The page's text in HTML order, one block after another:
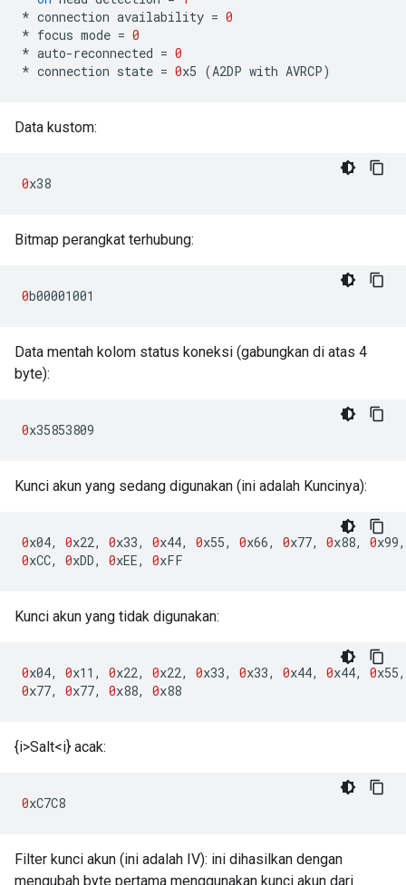
* connection availability = 0
* focus mode = 0
* auto-reconnected = 0
* connection state = 0x5 (A2DP with AVRCP)
Data kustom:
0x38
Bitmap perangkat terhubung:
0b00001001
Data mentah kolom status koneksi (gabungkan di atas 4
byte):
0x35853809
Kunci akun yang sedang digunakan (ini adalah Kuncinya):
0x04, 0x22, 0x33, 0x44, 0x55, 0x66, 0x77, 0x88, 0x99,
0xCC, 0xDD, 0xEE, 0xFF
Kunci akun yang tidak digunakan:
0x04, 0x11 , 0x22, 0x22, 0x33, 0x33, 0x44, 0x44, 0x55,
0x77, 0x77, 0x88, 0x88
{i>Salt<i} acak:
0xC7C8
Filter kunci akun (ini adalah IV): ini dihasilkan dengan
mengubah byte pertama menggunakan kunci akun dari